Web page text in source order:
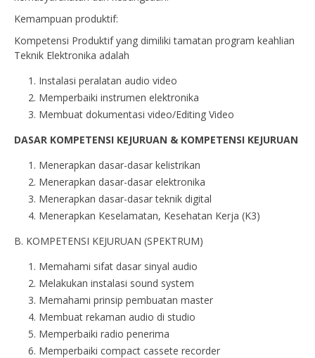
Kemampuan produktif:
Kompetensi Produktif yang dimiliki tamatan program keahlian
Teknik Elektronika adalah
Instalasi peralatan audio video
Memperbaiki instrumen elektronika
Membuat dokumentasi video/Editing Video
DASAR KOMPETENSI KEJURUAN & KOMPETENSI KEJURUAN
Menerapkan dasar-dasar kelistrikan
Menerapkan dasar-dasar elektronika
Menerapkan dasar-dasar teknik digital
Menerapkan Keselamatan, Kesehatan Kerja (K3)
B. KOMPETENSI KEJURUAN (SPEKTRUM)
Memahami sifat dasar sinyal audio
Melakukan instalasi sound system
Memahami prinsip pembuatan master
Membuat rekaman audio di studio
Memperbaiki radio penerima
Memperbaiki compact cassete recorder